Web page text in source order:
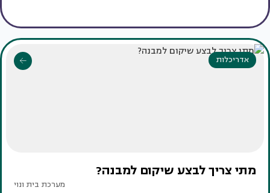
אדריכלות
מתי צריך לבצע שיקום למבנה?
מערכת בית ונוי